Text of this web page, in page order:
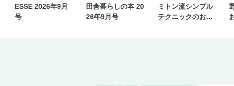
ESSE 2026年9月
号
田舎暮らしの本 20
26年9月号
ミトン流シンプル
テクニックのお菓